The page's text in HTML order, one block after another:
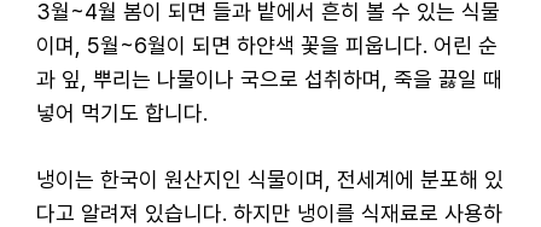
3월~4월 봄이 되면 들과 밭에서 흔히 볼 수 있는 식물
이며, 5월~6월이 되면 하얀색 꽃을 피웁니다. 어린 순
과 잎, 뿌리는 나물이나 국으로 섭취하며, 죽을 끓일 때
넣어 먹기도 합니다.
냉이는 한국이 원산지인 식물이며, 전세계에 분포해 있
다고 알려져 있습니다. 하지만 냉이를 식재료로 사용하